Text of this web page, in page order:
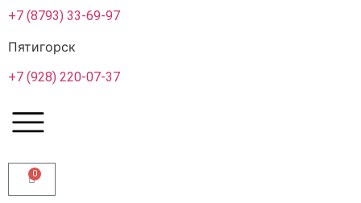
+7 (8793) 33-69-97
Пятигорск
+7 (928) 220-07-37
0